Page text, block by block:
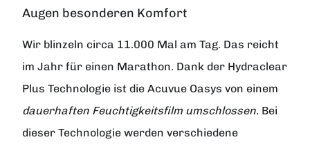
Augen besonderen Komfort
Wir blinzeln circa 11.000 Mal am Tag. Das reicht
im Jahr für einen Marathon. Dank der Hydraclear
Plus Technologie ist die Acuvue Oasys von einem
dauerhaften Feuchtigkeitsfilm umschlossen. Bei
dieser Technologie werden verschiedene